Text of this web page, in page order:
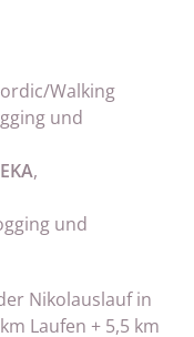
Walking
und
,
und
Nikolauslauf in
Laufen + 5,5 km